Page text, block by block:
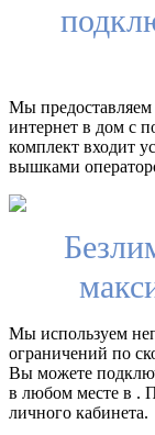
Мы
интернет в дом с
комплект входит
вышками
Мы используем
ограничений по
Вы можете
в любом месте в .
личного кабинета.